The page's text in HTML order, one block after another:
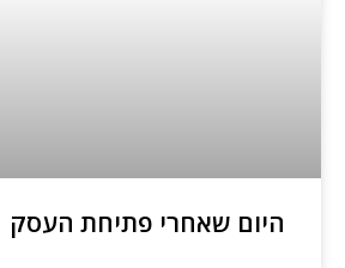
היום שאחרי פתיחת העסק